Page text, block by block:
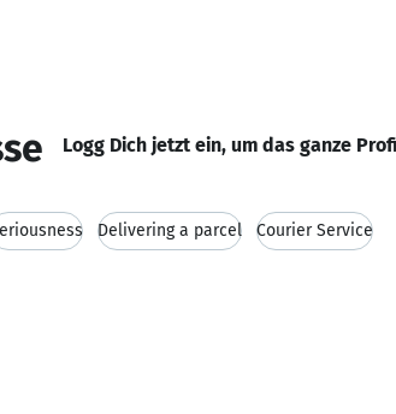
Logg Dich jetzt ein, um das ganze
Delivering a parcel Courier Service